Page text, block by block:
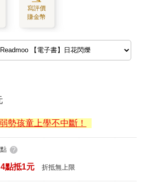
寫評價
賺金幣
勢孩童上學不中斷！
點 ?
點抵1元 折抵無上限